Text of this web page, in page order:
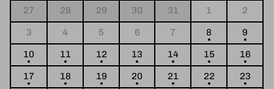
27 28 29 30 31 1
2
3
4 5 6 7 8
9
10
11 12 13 14 15
16
17
18 19 20 21 22
23